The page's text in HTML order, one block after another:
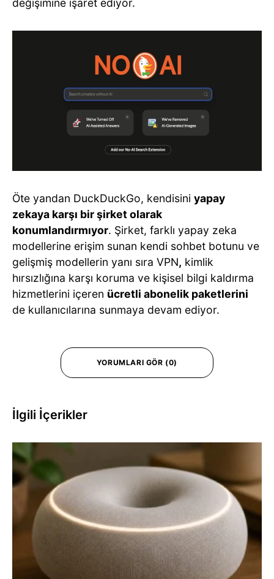
Öte yandan DuckDuckGo, kendisini yapay
zekaya karşı bir şirket olarak
konumlandırmıyor. Şirket, farklı yapay zeka
modellerine erişim sunan kendi sohbet botunu ve
gelişmiş modellerin yanı sıra VPN, kimlik
hırsızlığına karşı koruma ve kişisel bilgi kaldırma
hizmetlerini içeren ücretli abonelik paketlerini
de kullanıcılarına sunmaya devam ediyor.
YORUMLARI GÖR (0)
İlgili İçerikler